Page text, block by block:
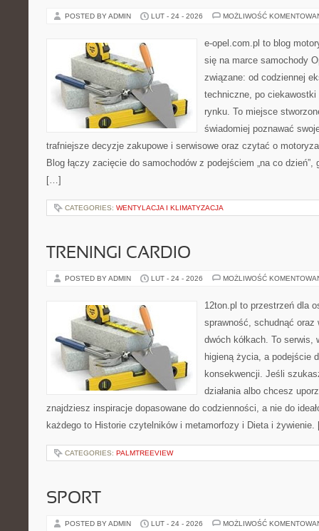
POSTED BY ADMIN LUT - 24 - 2026 MOŻLIWOŚĆ
e-opel.com.pl to blog
się na marce samochody
związane: od codziennej
techniczne, po
rynku. To miejsce
świadomiej poznawać
trafniejsze decyzje zakupowe i serwisowe oraz czytać o
Blog łączy zacięcie do samochodów z podejściem „na co
[…]
CATEGORIES: WENTYLACJA I KLIMATYZACJA
TRENINGI CARDIO
POSTED BY ADMIN LUT - 24 - 2026 MOŻLIWOŚĆ
12ton.pl to przestrzeń dla
sprawność, schudnąć oraz
dwóch kółkach. To
higieną życia, a podejście
konsekwencji. Jeśli
działania albo chcesz
znajdziesz inspiracje dopasowane do codzienności, a nie do
każdego to Historie czytelników i metamorfozy i Dieta i
CATEGORIES: PALMTREEVIEW
SPORT
POSTED BY ADMIN LUT - 24 - 2026 MOŻLIWOŚĆ